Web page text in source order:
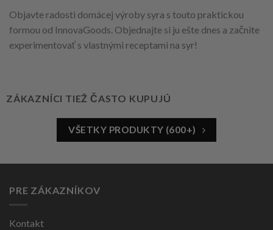
Objavte radosti domácej výroby syra s touto praktickou
formou od InnovaGoods. Objednajte si ju ešte dnes a začnite
experimentovať s vlastnými receptami na syr!
ZÁKAZNÍCI TIEŽ ČASTO KUPUJÚ
VŠETKY PRODUKTY (600+)
PRE ZÁKAZNÍKOV
Kontakt